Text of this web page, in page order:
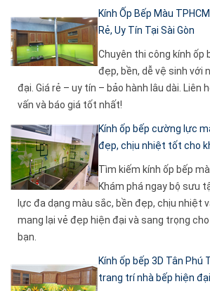
Kính Ốp Bếp Màu
Rẻ, Uy Tín Tại Sài Gòn
Chuyên thi công kính ốp
đẹp, bền, dễ vệ sinh với
đại. Giá rẻ – uy tín – bảo hành lâu dài. Liên
vấn và báo giá tốt nhất!
Kính ốp bếp cường lực
đẹp, chịu nhiệt tốt cho
Tìm kiếm kính ốp bếp
Khám phá ngay bộ sưu
lực đa dạng màu sắc, bền đẹp, chịu nhiệt
mang lại vẻ đẹp hiện đại và sang trọng
bạn.
Kính ốp bếp 3D Tân Phú
trang trí nhà bếp hiện